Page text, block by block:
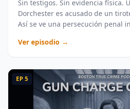
Sin testigos. Sin evidencia física.
Dorchester es acusado de un
Así se ve una persecución penal
Ver episodio →
EP 5